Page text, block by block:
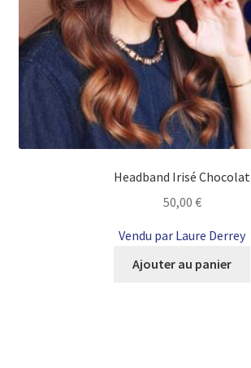
Headband Irisé Chocolat
50,00 €
Vendu par Laure Derrey
Ajouter au panier